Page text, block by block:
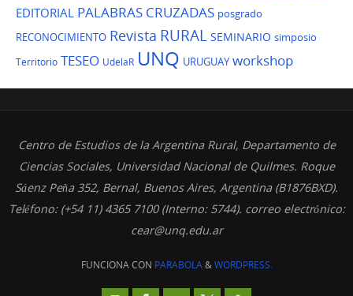
EDITORIAL PALABRAS CRUZADAS posgrado
RECONOCIMIENTO Revista RURAL SEMINARIO simposio
Territorio TESEO UdelaR UNQ URUGUAY workshop
Centro de Estudios de la Argentina Rural, Departamento de
Ciencias Sociales, Universidad Nacional de Quilmes. Roque
Sáenz Peña 352, Bernal, Buenos Aires, Argentina (B1876BXD).
Teléfono: (+54 11) 4365 7100 (Interno: 5744). correo electrónico:
cear@unq.edu.ar
FUNCIONA CON PARABOLA&WORDPRESS.